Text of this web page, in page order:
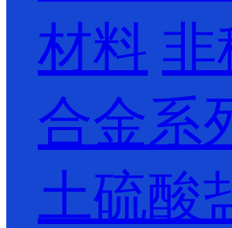
材料 非
合金系
土硫酸